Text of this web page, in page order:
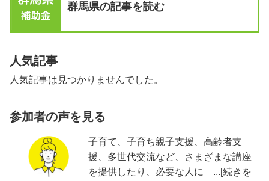
群馬県の記事を読む
人気記事
人気記事は見つかりませんでした。
参加者の声を見る
子育て、子育ち親子支援、高齢者支
援、多世代交流など、さまざまな講座
を提供したり、必要な人に ...[続きを